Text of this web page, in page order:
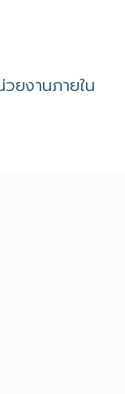
วยงานภายใน